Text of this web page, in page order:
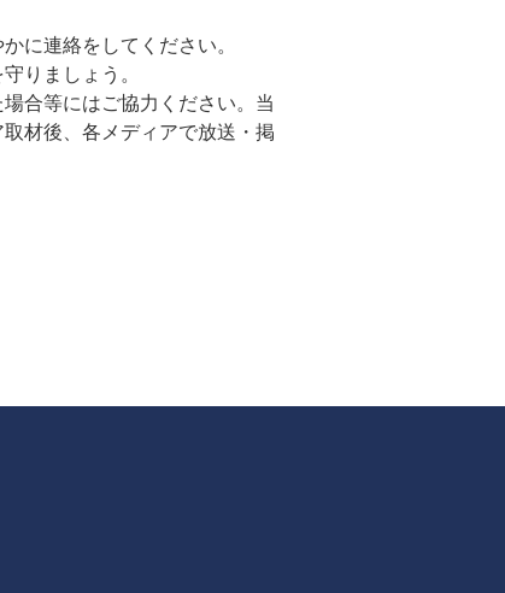
に連絡をしてください。
りましょう。
合等にはご協力ください。当
材後、各メディアで放送・掲